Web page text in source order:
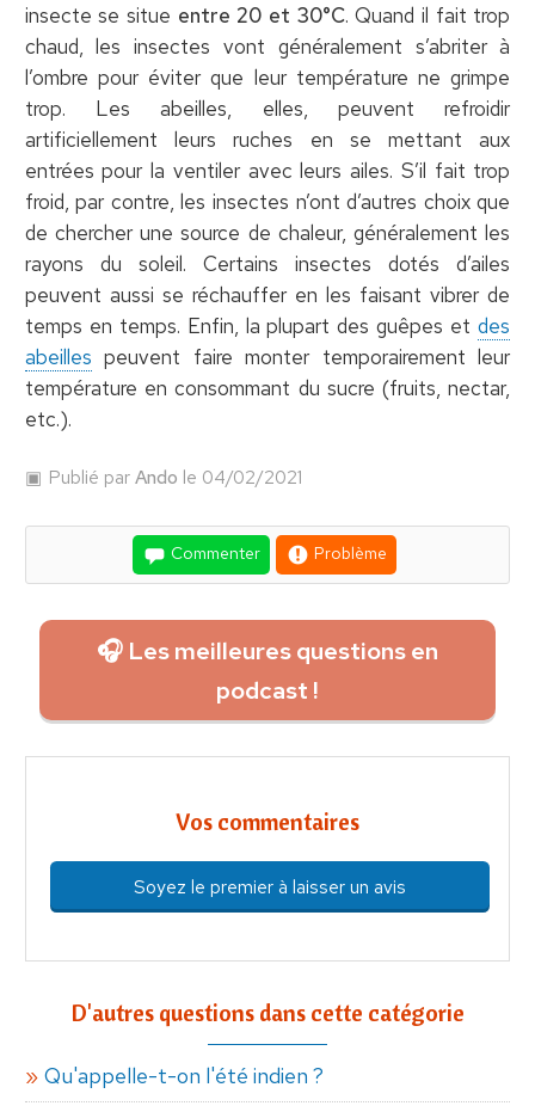
insecte se situe entre 20 et 30°C. Quand il fait trop
chaud, les insectes vont généralement s’abriter à
l’ombre pour éviter que leur température ne grimpe
trop. Les abeilles, elles, peuvent refroidir
artificiellement leurs ruches en se mettant aux
entrées pour la ventiler avec leurs ailes. S’il fait trop
froid, par contre, les insectes n’ont d’autres choix que
de chercher une source de chaleur, généralement les
rayons du soleil. Certains insectes dotés d’ailes
peuvent aussi se réchauffer en les faisant vibrer de
temps en temps. Enfin, la plupart des guêpes etdes
abeilles peuvent faire monter temporairement leur
température en consommant du sucre (fruits, nectar,
etc.).
Publié parAndo le 04/02/2021
Commenter Problème
🎧 Les meilleures questions en
podcast !
Vos commentaires
Soyez le premier à laisser un avis
D'autres questions dans cette catégorie
Qu'appelle-t-on l'été indien ?